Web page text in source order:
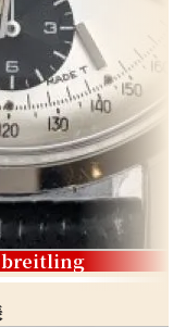
breitling